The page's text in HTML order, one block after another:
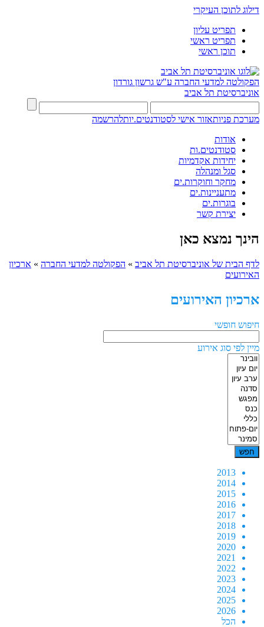
דילוג לתוכן העיקרי
תפריט עליון
תפריט ראשי
תוכן ראשי
הפקולטה למדעי החברה ע"ש גרשון גורדון
אוניברסיטת תל אביב
מערכת פניותאזור אישי לסטודנטים.יותלהרשמה
אודות
סטודנטים.ות
יחידות אקדמיות
סגל ומנהלה
מחקר וחוקרות.ים
מתעניינות.ים
בוגרות.ים
יצירת קשר
הינך נמצא כאן
לדף הבית של אוניברסיטת תל אביב » הפקולטה למדעי החברה » ארכיון
האירועים
ארכיון האירועים
חיפוש חופשי
מיין לפי סוג אירוע
2013
2014
2015
2016
2017
2018
2019
2020
2021
2022
2023
2024
2025
2026
הכל